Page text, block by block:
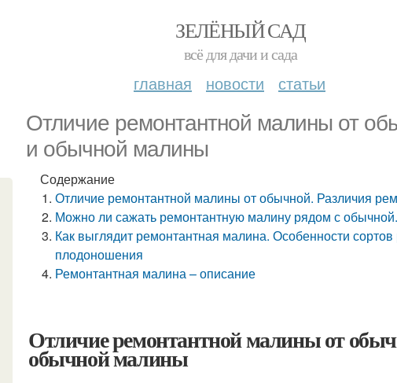
ЗЕЛЁНЫЙ САД
всё для дачи и сада
главная новости статьи
Отличие ремонтантной малины от
и обычной малины
Содержание
Отличие ремонтантной малины от обычной. Различия
Можно ли сажать ремонтантную малину рядом с
Как выглядит ремонтантная малина. Особенности
плодоношения
Ремонтантная малина – описание
Отличие ремонтантной малины от
обычной малины